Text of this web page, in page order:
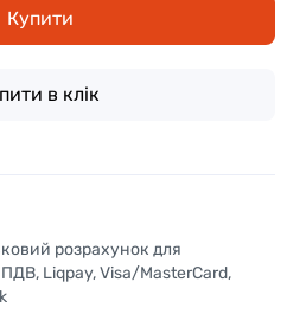
Купити
в клік
розрахунок для
Liqpay, Visa/MasterCard,